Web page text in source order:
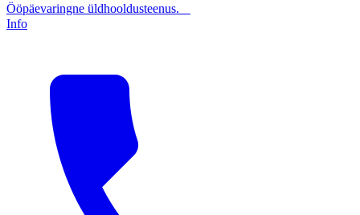
Ööpäevaringne üldhooldusteenus.
Info